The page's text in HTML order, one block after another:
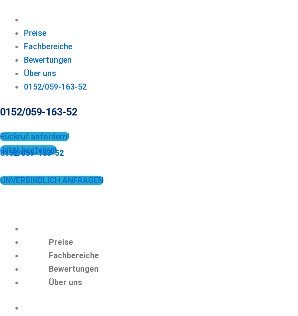
Preise
Fachbereiche
Bewertungen
Über uns
0152/059-163-52
0152/059-163-52
Rückruf anfordern!
Jetzt bestellen!
0152/059-163-52
UNVERBINDLICH ANFRAGEN
Preise
Fachbereiche
Bewertungen
Über uns